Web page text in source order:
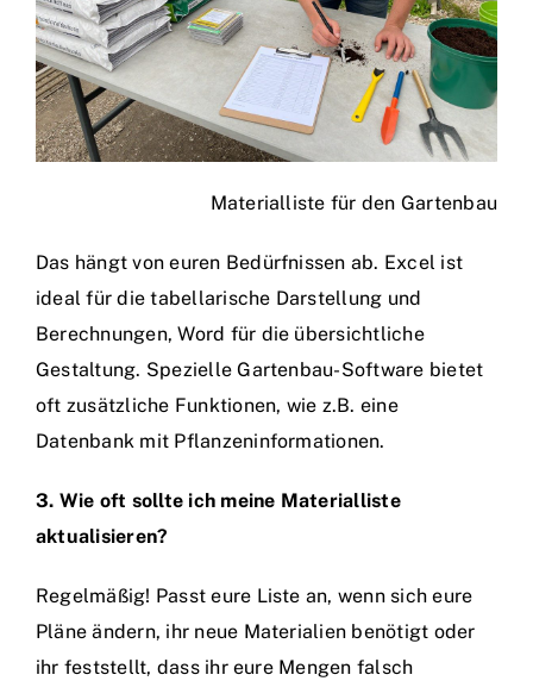
Materialliste für den Gartenbau
Das hängt von euren Bedürfnissen ab. Excel ist
ideal für die tabellarische Darstellung und
Berechnungen, Word für die übersichtliche
Gestaltung. Spezielle Gartenbau-Software bietet
oft zusätzliche Funktionen, wie z.B. eine
Datenbank mit Pflanzeninformationen.
3. Wie oft sollte ich meine Materialliste
aktualisieren?
Regelmäßig! Passt eure Liste an, wenn sich eure
Pläne ändern, ihr neue Materialien benötigt oder
ihr feststellt, dass ihr eure Mengen falsch